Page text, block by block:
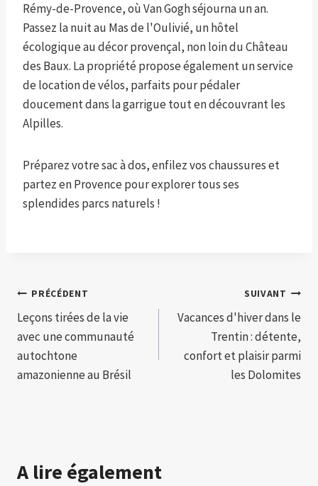
Rémy-de-Provence, où Van Gogh séjourna un an.
Passez la nuit au Mas de l'Oulivié, un hôtel
écologique au décor provençal, non loin du Château
des Baux. La propriété propose également un service
de location de vélos, parfaits pour pédaler
doucement dans la garrigue tout en découvrant les
Alpilles.
Préparez votre sac à dos, enfilez vos chaussures et
partez en Provence pour explorer tous ses
splendides parcs naturels !
Navigation
de
l’article
PRÉCÉDENT
Leçons tirées de la vie
avec une communauté
autochtone
amazonienne au Brésil
SUIVANT
Vacances d'hiver dans le
Trentin : détente,
confort et plaisir parmi
les Dolomites
A lire également